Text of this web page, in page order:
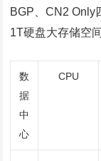
BGP、CN2 Only
1T硬盘大存储空
数
据
中
心
CPU